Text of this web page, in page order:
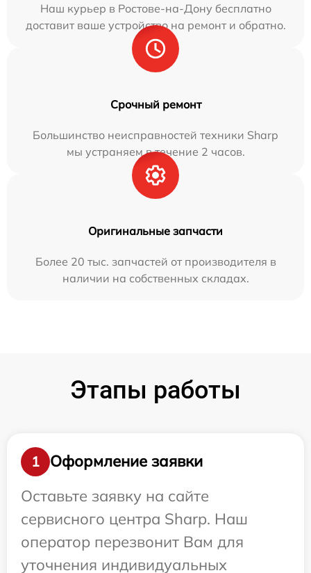
Наш курьер в Ростове-на-Дону бесплатно
доставит ваше устройство на ремонт и обратно.
Срочный ремонт
Большинство неисправностей техники Sharp
мы устраняем в течение 2 часов.
Оригинальные запчасти
Более 20 тыс. запчастей от производителя в
наличии на собственных складах.
Этапы работы
1
Оформление заявки
Оставьте заявку на сайте
сервисного центра Sharp. Наш
оператор перезвонит Вам для
уточнения индивидуальных